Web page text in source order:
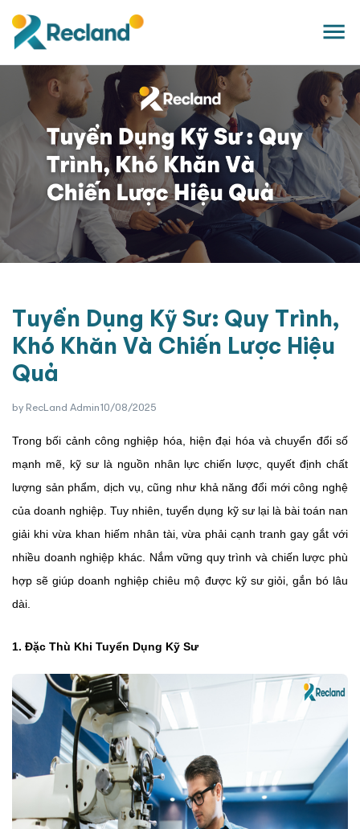
Tuyển Dụng Kỹ Sư: Quy Trình,
Khó Khăn Và Chiến Lược Hiệu
Quả
by RecLand Admin10/08/2025
Trong bối cảnh công nghiệp hóa, hiện đại hóa và chuyển đổi số
mạnh mẽ, kỹ sư là nguồn nhân lực chiến lược, quyết định chất
lượng sản phẩm, dịch vụ, cũng như khả năng đổi mới công nghệ
của doanh nghiệp. Tuy nhiên, tuyển dụng kỹ sư lại là bài toán nan
giải khi vừa khan hiếm nhân tài, vừa phải cạnh tranh gay gắt với
nhiều doanh nghiệp khác. Nắm vững quy trình và chiến lược phù
hợp sẽ giúp doanh nghiệp chiêu mộ được kỹ sư giỏi, gắn bó lâu
dài.
1. Đặc Thù Khi Tuyển Dụng Kỹ Sư